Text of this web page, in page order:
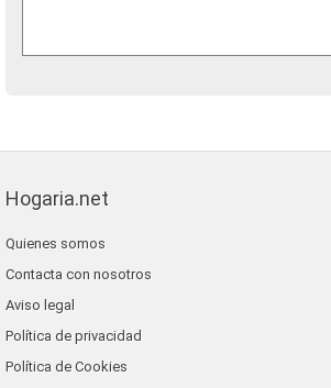
Hogaria.net
Quienes somos
Contacta con nosotros
Aviso legal
Política de privacidad
Política de Cookies